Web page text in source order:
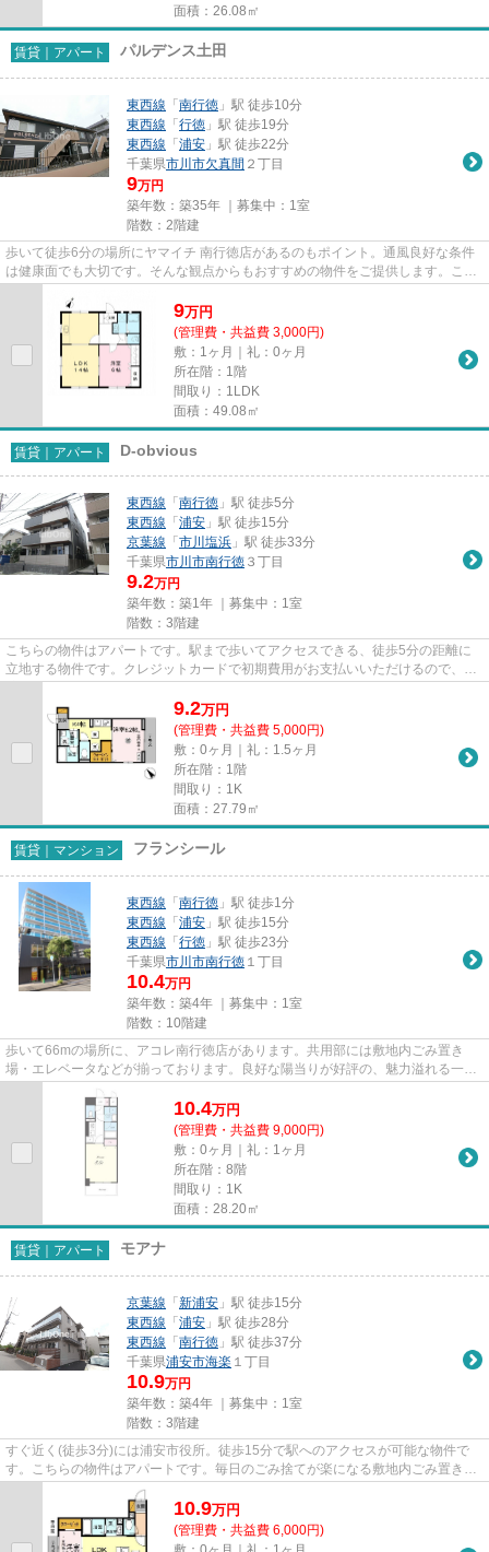
面積：26.08㎡
賃貸｜アパート パルデンス土田
東西線 「 南行徳 」駅 徒歩10分
東西線 「 行徳 」駅 徒歩19分
東西線 「 浦安 」駅 徒歩22分
千葉県市川市欠真間 ２丁目
9万円
築年数：築35年 ｜募集中： 1室
階数：2階建
歩いて徒歩6分の場所にヤマイチ 南行徳店があるのもポイント。通風良好な条件
は健康面でも大切です。そんな観点からもおすすめの物件をご提供します。こち
9万円
(管理費・共益費 3,000円)
敷：1ヶ月｜礼：0ヶ月
所在階：1階
間取り：1LDK
面積：49.08㎡
賃貸｜アパート D-obvious
東西線 「 南行徳 」駅 徒歩5分
東西線 「 浦安 」駅 徒歩15分
京葉線 「 市川塩浜 」駅 徒歩33分
千葉県市川市南行徳 ３丁目
9.2万円
築年数：築1年 ｜募集中： 1室
階数：3階建
こちらの物件はアパートです。駅まで歩いてアクセスできる、徒歩5分の距離に
立地する物件です。クレジットカードで初期費用がお支払いいただけるので、決
9.2万円
(管理費・共益費 5,000円)
敷：0ヶ月｜礼：1.5ヶ月
所在階：1階
間取り：1K
面積：27.79㎡
賃貸｜マンション フランシール
東西線 「 南行徳 」駅 徒歩1分
東西線 「 浦安 」駅 徒歩15分
東西線 「 行徳 」駅 徒歩23分
千葉県市川市南行徳 １丁目
10.4万円
築年数：築4年 ｜募集中： 1室
階数：10階建
歩いて66mの場所に、アコレ南行徳店があります。共用部には敷地内ごみ置き
場・エレベータなどが揃っております。良好な陽当りが好評の、魅力溢れる一押
10.4万円
(管理費・共益費 9,000円)
敷：0ヶ月｜礼：1ヶ月
所在階：8階
間取り：1K
面積：28.20㎡
賃貸｜アパート モアナ
京葉線 「 新浦安 」駅 徒歩15分
東西線 「 浦安 」駅 徒歩28分
東西線 「 南行徳 」駅 徒歩37分
千葉県浦安市海楽 １丁目
10.9万円
築年数：築4年 ｜募集中： 1室
階数：3階建
すぐ近く(徒歩3分)には浦安市役所。徒歩15分で駅へのアクセスが可能な物件で
す。こちらの物件はアパートです。毎日のごみ捨てが楽になる敷地内ごみ置き
場。当社スタッフが地域の賃貸情...
10.9万円
(管理費・共益費 6,000円)